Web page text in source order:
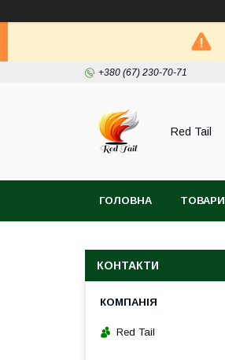
+380 (67) 230-70-71
Red Tail
ГОЛОВНА
КОНТАКТИ
Red Tail